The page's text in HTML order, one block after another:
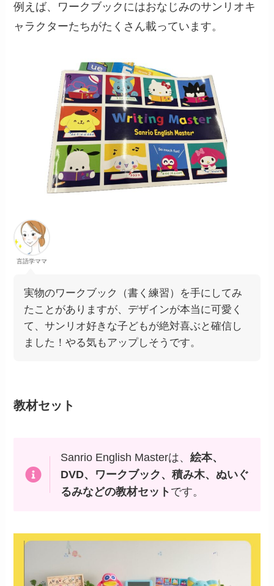
例えば、ワークブックにはおなじみのサンリオキ
ャラクターたちがたくさん載っています。
言語学ママ
実物のワークブック（書く練習）を手にしてみ
たことがありますが、デザインが本当に可愛く
て、サンリオ好きな子どもが絶対喜ぶと確信し
ました！やる気もアップしそうです。
教材セット
Sanrio English Masterは、 絵本、
DVD、ワークブック、積み木、ぬいぐ
るみなどの教材セット です。